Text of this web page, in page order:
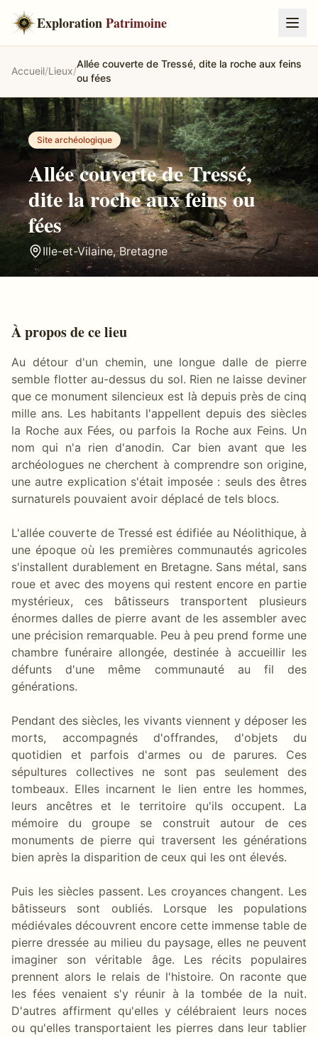
ExplorationPatrimoine
Accueil/Lieux/
Allée couverte de Tressé, dite la roche aux feins
ou fées
Site archéologique
Allée couverte de Tressé,
dite la roche aux feins ou
fées
Ille-et-Vilaine,Bretagne
À propos de ce lieu
Au détour d'un chemin, une longue dalle de pierre
semble flotter au-dessus du sol. Rien ne laisse deviner
que ce monument silencieux est là depuis près de cinq
mille ans. Les habitants l'appellent depuis des siècles
la Roche aux Fées, ou parfois la Roche aux Feins. Un
nom qui n'a rien d'anodin. Car bien avant que les
archéologues ne cherchent à comprendre son origine,
une autre explication s'était imposée : seuls des êtres
surnaturels pouvaient avoir déplacé de tels blocs.
L'allée couverte de Tressé est édifiée au Néolithique, à
une époque où les premières communautés agricoles
s'installent durablement en Bretagne. Sans métal, sans
roue et avec des moyens qui restent encore en partie
mystérieux, ces bâtisseurs transportent plusieurs
énormes dalles de pierre avant de les assembler avec
une précision remarquable. Peu à peu prend forme une
chambre funéraire allongée, destinée à accueillir les
défunts d'une même communauté au fil des
générations.
Pendant des siècles, les vivants viennent y déposer les
morts, accompagnés d'offrandes, d'objets du
quotidien et parfois d'armes ou de parures. Ces
sépultures collectives ne sont pas seulement des
tombeaux. Elles incarnent le lien entre les hommes,
leurs ancêtres et le territoire qu'ils occupent. La
mémoire du groupe se construit autour de ces
monuments de pierre qui traversent les générations
bien après la disparition de ceux qui les ont élevés.
Puis les siècles passent. Les croyances changent. Les
bâtisseurs sont oubliés. Lorsque les populations
médiévales découvrent encore cette immense table de
pierre dressée au milieu du paysage, elles ne peuvent
imaginer son véritable âge. Les récits populaires
prennent alors le relais de l'histoire. On raconte que
les fées venaient s'y réunir à la tombée de la nuit.
D'autres affirment qu'elles y célébraient leurs noces
ou qu'elles transportaient les pierres dans leur tablier